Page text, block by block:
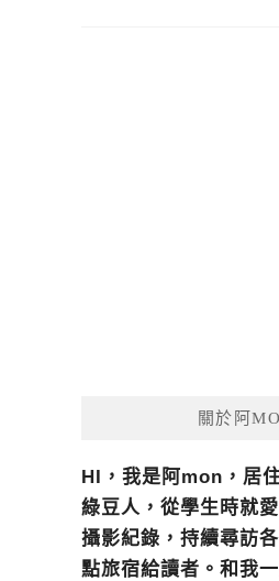
關於阿
HI，我是阿mon，居
綠豆人，從學生時就
攝影紀錄，持續尋訪
點旅宿給讀者。和我